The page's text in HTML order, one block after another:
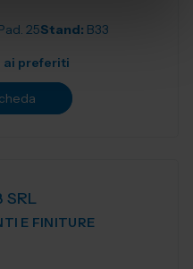
25Stand: B33
ai preferiti
SRL
E FINITURE